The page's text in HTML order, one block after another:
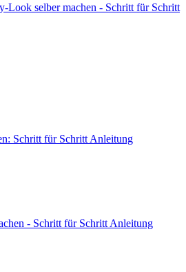
Look selber machen - Schritt für Schritt
Schritt für Schritt Anleitung
- Schritt für Schritt Anleitung